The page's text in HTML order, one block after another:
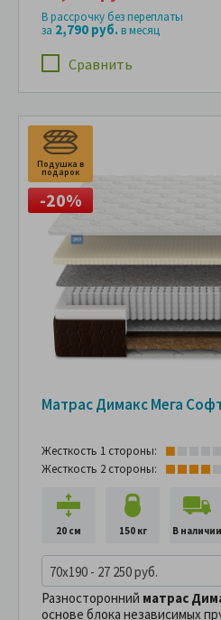
Сравнить
В рассрочку без переплаты
за 2,790 руб.в месяц
Подушка в
подарок
-20%
Матрас Димакс Мега
Жесткость 1 стороны:
Жесткость 2 стороны:
20 см 150 кг В наличии
70x190 - 27 250 руб.
Разносторонний матрас
основе блока независимых